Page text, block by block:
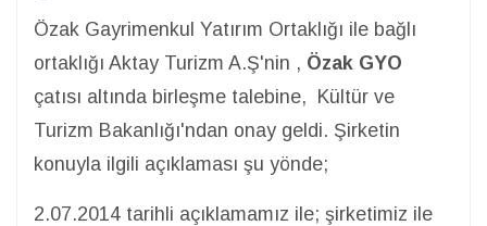
Özak Gayrimenkul Yatırım Ortaklığı ile bağlı
ortaklığı Aktay Turizm A.Ş'nin , Özak GYO
çatısı altında birleşme talebine, Kültür ve
Turizm Bakanlığı'ndan onay geldi. Şirketin
konuyla ilgili açıklaması şu yönde;
2.07.2014 tarihli açıklamamız ile; şirketimiz ile